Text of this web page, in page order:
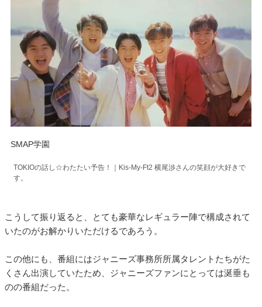
SMAP学園
TOKIOの話し☆わたたい予告！｜Kis-My-Ft2 横尾渉さんの笑顔が大好きで
す。
こうして振り返ると、とても豪華なレギュラー陣で構成されて
いたのがお解かりいただけるであろう。
この他にも、番組にはジャニーズ事務所所属タレントたちがた
くさん出演していたため、ジャニーズファンにとっては涎垂も
のの番組だった。